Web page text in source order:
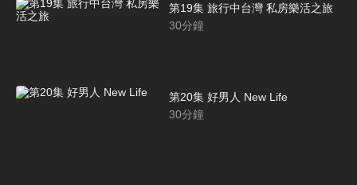
第19集 旅行中台灣 私房樂活之旅
30分鐘
第20集 好男人 New Life
30分鐘